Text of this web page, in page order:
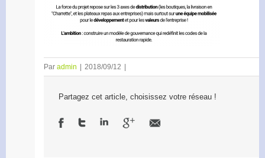
Par admin 2018/09/12
Partagez cet article, choisissez votre réseau !